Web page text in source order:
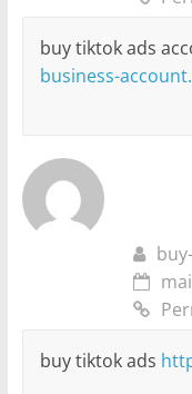
buy tiktok ads
business-
buy tiktok ads